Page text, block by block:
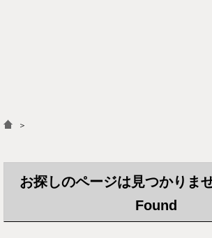
＞
お探しのページは見つかりま
Found